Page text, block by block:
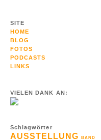
SITE
HOME
BLOG
FOTOS
PODCASTS
LINKS
VIELEN DANK AN:
Schlagwörter
AUSSTELLUNG BAND